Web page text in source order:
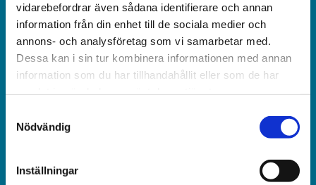
vidarebefordrar även sådana identifierare och annan
information från din enhet till de sociala medier och
annons- och analysföretag som vi samarbetar med.
Dessa kan i sin tur kombinera informationen med annan
information som du har tillhandahållit eller som de har
Nödvändig
Inställningar
Ansvarig utgivare och chef­redaktör:
Jonas Adolfsson
© Världen idag AB
018-430 40 00
Kundservice: